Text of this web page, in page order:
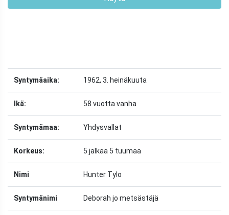
Syntymäaika: 1962, 3. heinäkuuta
Ikä: 58 vuotta vanha
Syntymämaa: Yhdysvallat
Korkeus: 5 jalkaa 5 tuumaa
Nimi Hunter Tylo
Syntymänimi Deborah jo metsästäjä